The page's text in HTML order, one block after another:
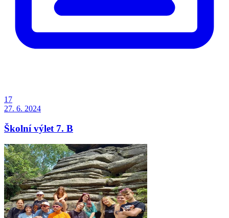
17
27. 6. 2024
Školní výlet 7. B